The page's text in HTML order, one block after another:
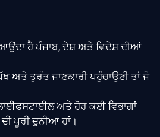
ਹੈ ਪੰਜਾਬ, ਦੇਸ਼ ਅਤੇ ਵਿਦੇਸ਼ ਦੀਆਂ
ਅਤੇ ਤੁਰੰਤ ਜਾਣਕਾਰੀ ਪਹੁੰਚਾਉਣੀ ਤਾਂ ਜੋ
ਅਤੇ ਹੋਰ ਕਈ ਵਿਭਾਗਾਂ
ਪੂਰੀ ਦੁਨੀਆ ਹਾਂ।